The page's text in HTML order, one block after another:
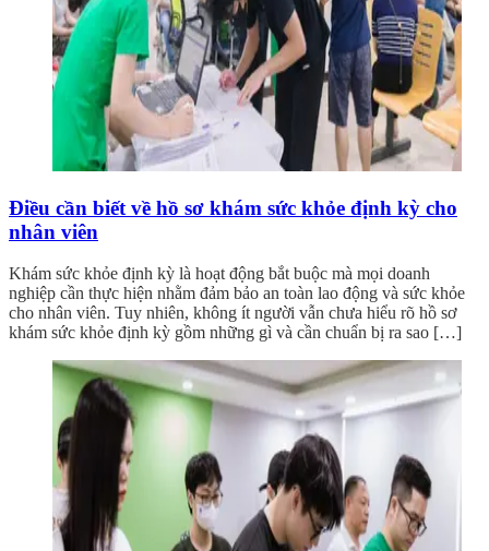
Điều cần biết về hồ sơ khám sức khỏe định kỳ cho
nhân viên
Khám sức khỏe định kỳ là hoạt động bắt buộc mà mọi doanh
nghiệp cần thực hiện nhằm đảm bảo an toàn lao động và sức khỏe
cho nhân viên. Tuy nhiên, không ít người vẫn chưa hiểu rõ hồ sơ
khám sức khỏe định kỳ gồm những gì và cần chuẩn bị ra sao […]